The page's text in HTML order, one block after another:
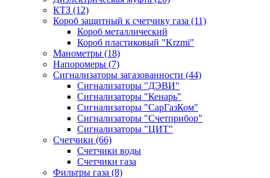
КТЗ (12)
Короб защитный к счетчику газа (11)
Короб металлический
Короб пластиковый "Krzmi"
Манометры (18)
Напоромеры (7)
Сигнализаторы загазованности (44)
Сигнализаторы "ДЭВИ"
Сигнализаторы "Кенарь"
Сигнализаторы "СарГазКом"
Сигнализаторы "Счетприбор"
Сигнализаторы "ЦИТ"
Счетчики (66)
Счетчики воды
Счетчики газа
Фильтры газа (8)